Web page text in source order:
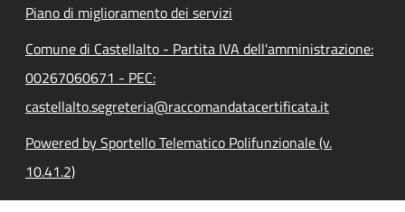
Piano di miglioramento dei servizi
Comune di Castellalto - Partita IVA dell'amministrazione:
00267060671 - PEC:
castellalto.segreteria@raccomandatacertificata.it
Powered by Sportello Telematico Polifunzionale (v.
10.41.2)